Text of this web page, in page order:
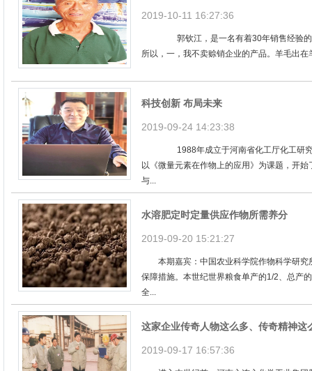
2019-10-11 16:27:36
郭钦江，是一名有着30年销售经验的老
所以，一，我不卖赊销企业的产品。羊毛出
科技创新 布局未来
2019-09-24 14:23:38
1988年成立于河南省化工厅化工研究所
以《微量元素在作物上的应用》为课题，开
与...
水溶肥定时定量供应作物所需养分
2019-09-20 15:21:27
本期嘉宾：中国农业科学院作物科学研
保障措施。本世纪世界粮食单产的1/2、总产
全...
这家企业传奇人物这么多、传奇精神这
2019-09-17 16:57:36